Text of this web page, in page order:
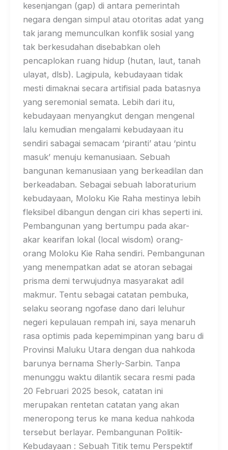
kesenjangan (gap) di antara pemerintah
negara dengan simpul atau otoritas adat yang
tak jarang memunculkan konflik sosial yang
tak berkesudahan disebabkan oleh
pencaplokan ruang hidup (hutan, laut, tanah
ulayat, dlsb). Lagipula, kebudayaan tidak
mesti dimaknai secara artifisial pada batasnya
yang seremonial semata. Lebih dari itu,
kebudayaan menyangkut dengan mengenal
lalu kemudian mengalami kebudayaan itu
sendiri sabagai semacam ‘piranti’ atau ‘pintu
masuk’ menuju kemanusiaan. Sebuah
bangunan kemanusiaan yang berkeadilan dan
berkeadaban. Sebagai sebuah laboraturium
kebudayaan, Moloku Kie Raha mestinya lebih
fleksibel dibangun dengan ciri khas seperti ini.
Pembangunan yang bertumpu pada akar-
akar kearifan lokal (local wisdom) orang-
orang Moloku Kie Raha sendiri. Pembangunan
yang menempatkan adat se atoran sebagai
prisma demi terwujudnya masyarakat adil
makmur. Tentu sebagai catatan pembuka,
selaku seorang ngofase dano dari leluhur
negeri kepulauan rempah ini, saya menaruh
rasa optimis pada kepemimpinan yang baru di
Provinsi Maluku Utara dengan dua nahkoda
barunya bernama Sherly-Sarbin. Tanpa
menunggu waktu dilantik secara resmi pada
20 Februari 2025 besok, catatan ini
merupakan rentetan catatan yang akan
meneropong terus ke mana kedua nahkoda
tersebut berlayar. Pembangunan Politik-
Kebudayaan : Sebuah Titik temu Perspektif